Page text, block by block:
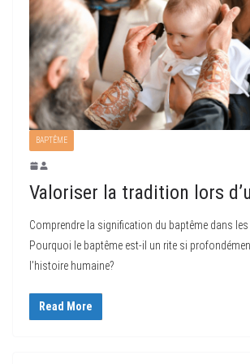
BAPTÊME
Valoriser la tradition lors
Comprendre la signification du baptême dans
Pourquoi le baptême est-il un rite si
l’histoire humaine?
Read More